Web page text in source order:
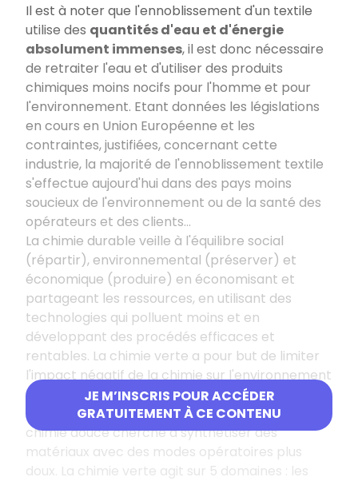
JE M’INSCRIS POUR ACCÉDER
GRATUITEMENT À CE CONTENU
Il est à noter que l'ennoblissement d'un textile
utilise des quantités d'eau et d'énergie
absolument immenses, il est donc nécessaire
de retraiter l'eau et d'utiliser des produits
chimiques moins nocifs pour l'homme et pour
l'environnement. Etant données les législations
en cours en Union Européenne et les
contraintes, justifiées, concernant cette
industrie, la majorité de l'ennoblissement textile
s'effectue aujourd'hui dans des pays moins
soucieux de l'environnement ou de la santé des
opérateurs et des clients...
La chimie durable veille à l'équilibre social
(répartir), environnemental (préserver) et
économique (produire) en économisant et
partageant les ressources, en utilisant des
technologies qui polluent moins et en
développant des procédés efficaces et
rentables. La chimie verte a pour but de limiter
l'impact négatif de la chimie sur l'environnement
et l'homme. La chimie végétale s'oriente vers
l'utilisation de matières premières végétales. La
chimie douce cherche à synthétiser des
matériaux avec des modes opératoires plus
doux. La chimie verte agit sur 5 domaines
: les